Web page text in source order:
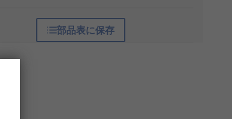
部品表に保存